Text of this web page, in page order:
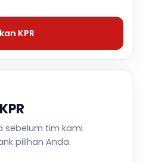
sebelum tim kami
pilihan Anda.
KPR